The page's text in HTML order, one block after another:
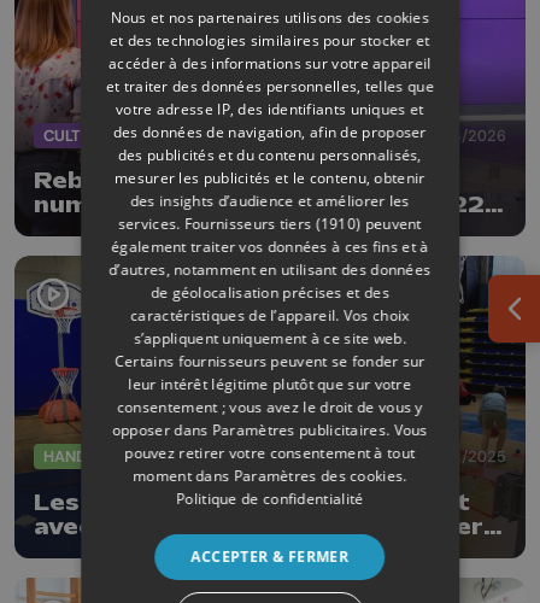
CULTURE 18/04/2026
Reboot - laboratoire des arts
numériques : clôture publique le 22
avril
HANDISPORTS 03/12/2025
Les Maisons de Jeunes en contact
avec le monde du handicap à travers
Nous et nos partenaires utilisons des cookies
et des technologies similaires pour stocker et
accéder à des informations sur votre appareil
et traiter des données personnelles, telles que
votre adresse IP, des identifiants uniques et
des données de navigation, afin de proposer
des publicités et du contenu personnalisés,
mesurer les publicités et le contenu, obtenir
des insights d’audience et améliorer les
services. Fournisseurs tiers (1910) peuvent
également traiter vos données à ces fins et à
d’autres, notamment en utilisant des données
de géolocalisation précises et des
caractéristiques de l’appareil. Vos choix
s’appliquent uniquement à ce site web.
Certains fournisseurs peuvent se fonder sur
leur intérêt légitime plutôt que sur votre
consentement ; vous avez le droit de vous y
opposer dans Paramètres publicitaires. Vous
pouvez retirer votre consentement à tout
moment dans Paramètres des cookies.
Politique de confidentialité
ACCEPTER & FERMER